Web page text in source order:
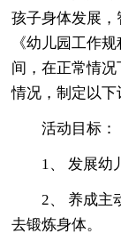
孩子身体发展，
《幼儿园工作
间，在正常情
情况，制定以下
活动目标：
1、 发展幼
2、 养成主
去锻炼身体。